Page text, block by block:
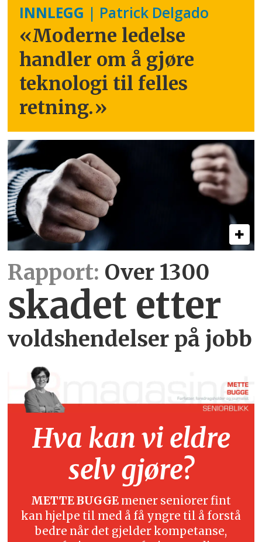
INNLEGG | Patrick Delgado
«Moderne ledelse
handler om å gjøre
teknologi til felles
retning.»
Rapport: Over 1300
skadet etter
voldshendelser på jobb
Hva kan vi eldre
selv gjøre?
METTE BUGGE mener seniorer fint
kan hjelpe til med å få yngre til å forstå
bedre når det gjelder kompetanse,